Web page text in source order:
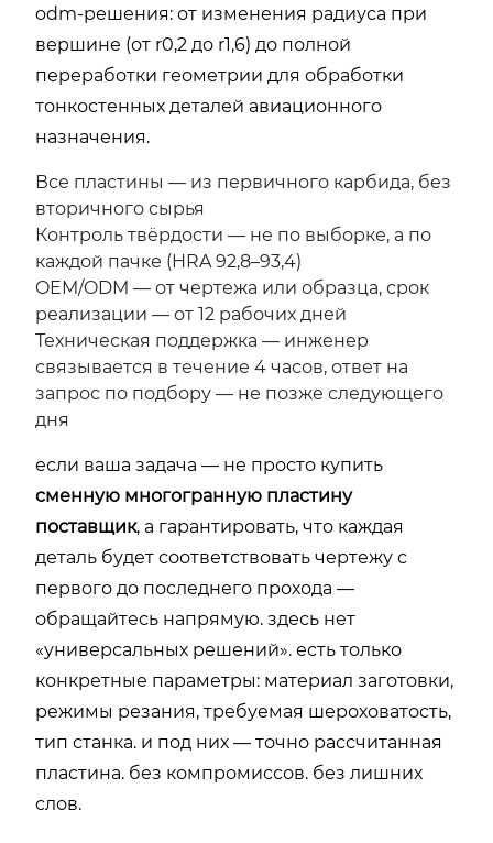
odm-решения: от изменения радиуса при
вершине (от r0,2 до r1,6) до полной
переработки геометрии для обработки
тонкостенных деталей авиационного
назначения.
Все пластины — из первичного карбида, без
вторичного сырья
Контроль твёрдости — не по выборке, а по
каждой пачке (HRA 92,8–93,4)
OEM/ODM — от чертежа или образца, срок
реализации — от 12 рабочих дней
Техническая поддержка — инженер
связывается в течение 4 часов, ответ на
запрос по подбору — не позже следующего
дня
если ваша задача — не просто купить
сменную многогранную пластину
поставщик, а гарантировать, что каждая
деталь будет соответствовать чертежу с
первого до последнего прохода —
обращайтесь напрямую. здесь нет
«универсальных решений». есть только
конкретные параметры: материал заготовки,
режимы резания, требуемая шероховатость,
тип станка. и под них — точно рассчитанная
пластина. без компромиссов. без лишних
слов.